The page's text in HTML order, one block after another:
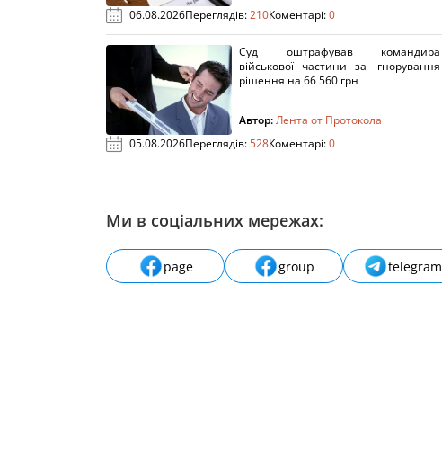
06.08.2026Переглядів:210Коментарі:0
Суд оштрафував командира
військової частини за ігнорування
рішення на 66 560 грн
Автор:Лента от Протокола
05.08.2026Переглядів:528Коментарі:0
Ми в соціальних мережах:
page group telegram